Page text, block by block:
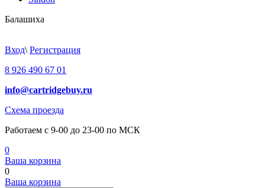
Балашиха
Вход\ Регистрация
8 926 490 67 01
info@cartridgebuy.ru
Схема проезда
Работаем с 9-00 до 23-00 по МСК
0
Ваша корзина
0
Ваша корзина